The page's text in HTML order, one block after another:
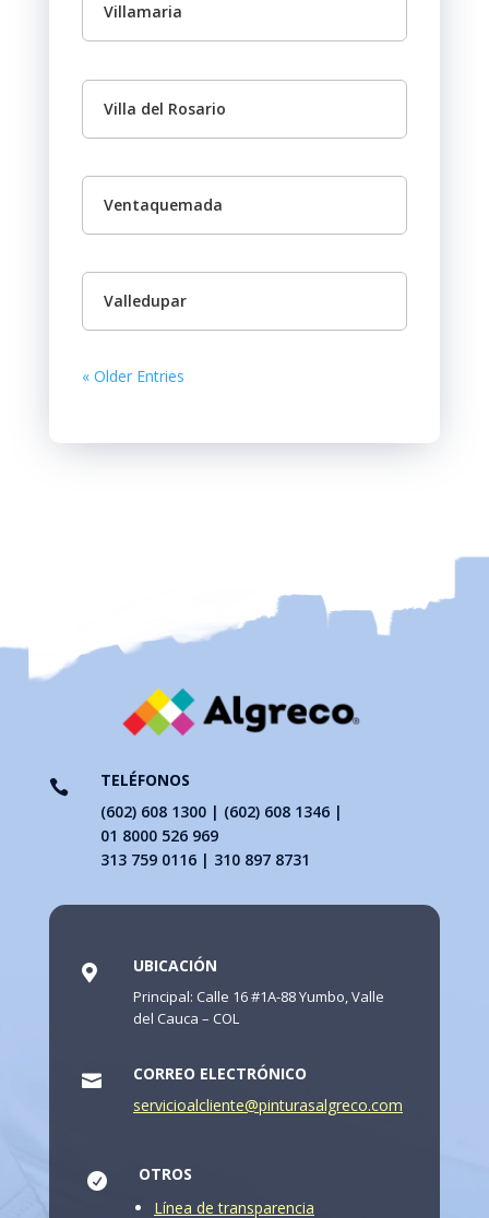
Villamaria
Villa del Rosario
Ventaquemada
Valledupar
« Older Entries

TELÉFONOS
(602) 608 1300 | (602) 608 1346 |
01 8000 526 969
313 759 0116 | 310 897 8731
 UBICACIÓN
Principal: Calle 16 #1A-88 Yumbo, Valle
del Cauca – COL

CORREO ELECTRÓNICO
servicioalcliente@pinturasalgreco.com

OTROS
Línea de transparencia